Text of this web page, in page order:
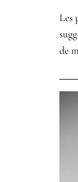
Les
de